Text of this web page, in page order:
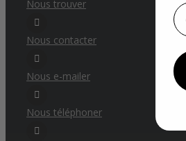
Nous trouver
Nous contacter
Nous e-mailer
Nous téléphoner